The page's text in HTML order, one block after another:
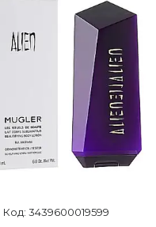
3439600019599